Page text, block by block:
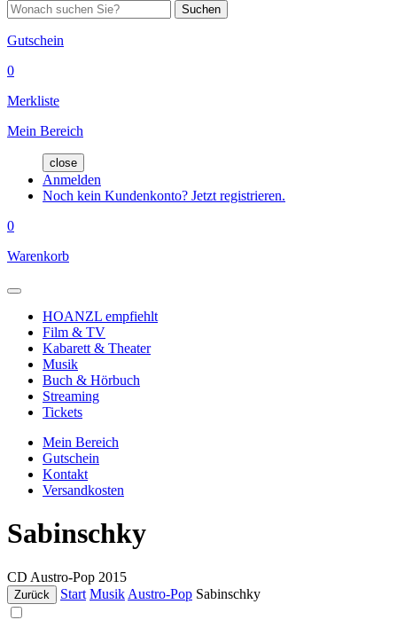
Suchen
Gutschein
0
Merkliste
Mein Bereich
close
Anmelden
Noch kein Kundenkonto? Jetzt registrieren.
0
Warenkorb
HOANZL empfiehlt
Film & TV
Kabarett & Theater
Musik
Buch & Hörbuch
Streaming
Tickets
Mein Bereich
Gutschein
Kontakt
Versandkosten
Sabinschky
CD Austro-Pop 2015
Zurück Start Musik Austro-Pop Sabinschky